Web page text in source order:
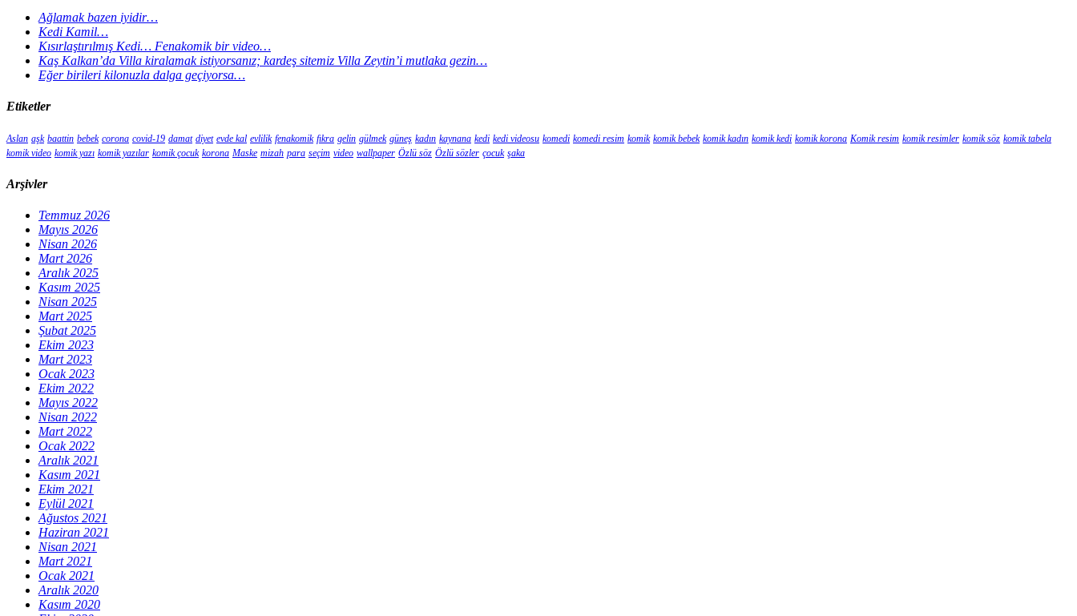
Ağlamak bazen iyidir…
Kedi Kamil…
Kısırlaştırılmış Kedi… Fenakomik bir video…
Kaş Kalkan’da Villa kiralamak istiyorsanız; kardeş sitemiz Villa Zeytin’i mutlaka gezin…
Eğer birileri kilonuzla dalga geçiyorsa…
Etiketler
Aslan aşk baattin bebek corona covid-19 damat diyet evde kal evlilik fenakomik fıkra gelin gülmek güneş kadın kaynana kedi kedi videosu komedi komedi resim komik komik bebek komik kadın komik kedi komik korona Komik resim komik resimler komik söz komik tabela
komik video komik yazı komik yazılar komik çocuk korona Maske mizah para seçim video wallpaper Özlü söz Özlü sözler çocuk şaka
Arşivler
Temmuz 2026
Mayıs 2026
Nisan 2026
Mart 2026
Aralık 2025
Kasım 2025
Nisan 2025
Mart 2025
Şubat 2025
Ekim 2023
Mart 2023
Ocak 2023
Ekim 2022
Mayıs 2022
Nisan 2022
Mart 2022
Ocak 2022
Aralık 2021
Kasım 2021
Ekim 2021
Eylül 2021
Ağustos 2021
Haziran 2021
Nisan 2021
Mart 2021
Ocak 2021
Aralık 2020
Kasım 2020